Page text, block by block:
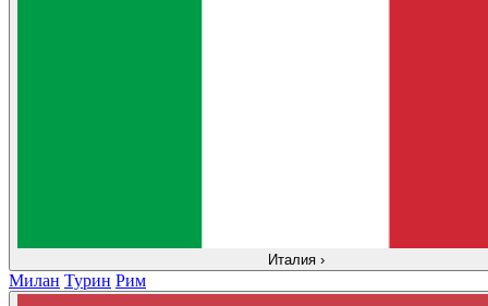
Италия ›
Милан Турин Рим